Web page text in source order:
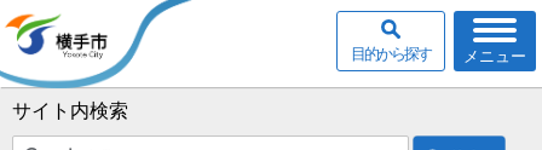
サイト内検索
メニュー
目的から探す